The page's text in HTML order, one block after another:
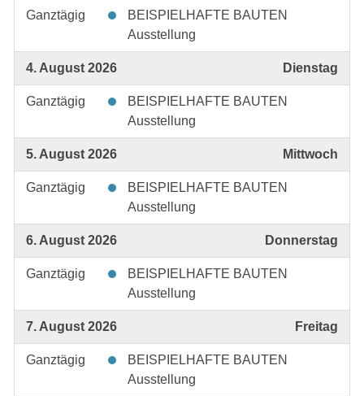
Ganztägig
BEISPIELHAFTE BAUTEN
Ausstellung
4. August 2026 Dienstag
Ganztägig
BEISPIELHAFTE BAUTEN
Ausstellung
5. August 2026 Mittwoch
Ganztägig
BEISPIELHAFTE BAUTEN
Ausstellung
6. August 2026 Donnerstag
Ganztägig
BEISPIELHAFTE BAUTEN
Ausstellung
7. August 2026 Freitag
Ganztägig
BEISPIELHAFTE BAUTEN
Ausstellung